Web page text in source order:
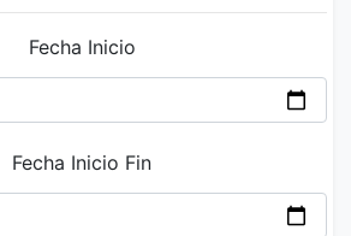
Fecha Inicio
Fecha Inicio Fin